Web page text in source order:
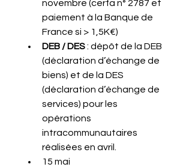
novembre (cerfa n° 2787 et
paiement à la Banque de
France si > 1,5K€)
DEB / DES : dépôt de la DEB
(déclaration d’échange de
biens) et de la DES
(déclaration d’échange de
services) pour les
opérations
intracommunautaires
réalisées en avril.
15 mai